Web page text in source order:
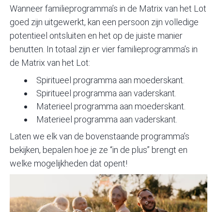
Wanneer familieprogramma’s in de Matrix van het Lot
goed zijn uitgewerkt, kan een persoon zijn volledige
potentieel ontsluiten en het op de juiste manier
benutten. In totaal zijn er vier familieprogramma’s in
de Matrix van het Lot:
Spiritueel programma aan moederskant.
Spiritueel programma aan vaderskant.
Materieel programma aan moederskant.
Materieel programma aan vaderskant.
Laten we elk van de bovenstaande programma’s
bekijken, bepalen hoe je ze “in de plus” brengt en
welke mogelijkheden dat opent!